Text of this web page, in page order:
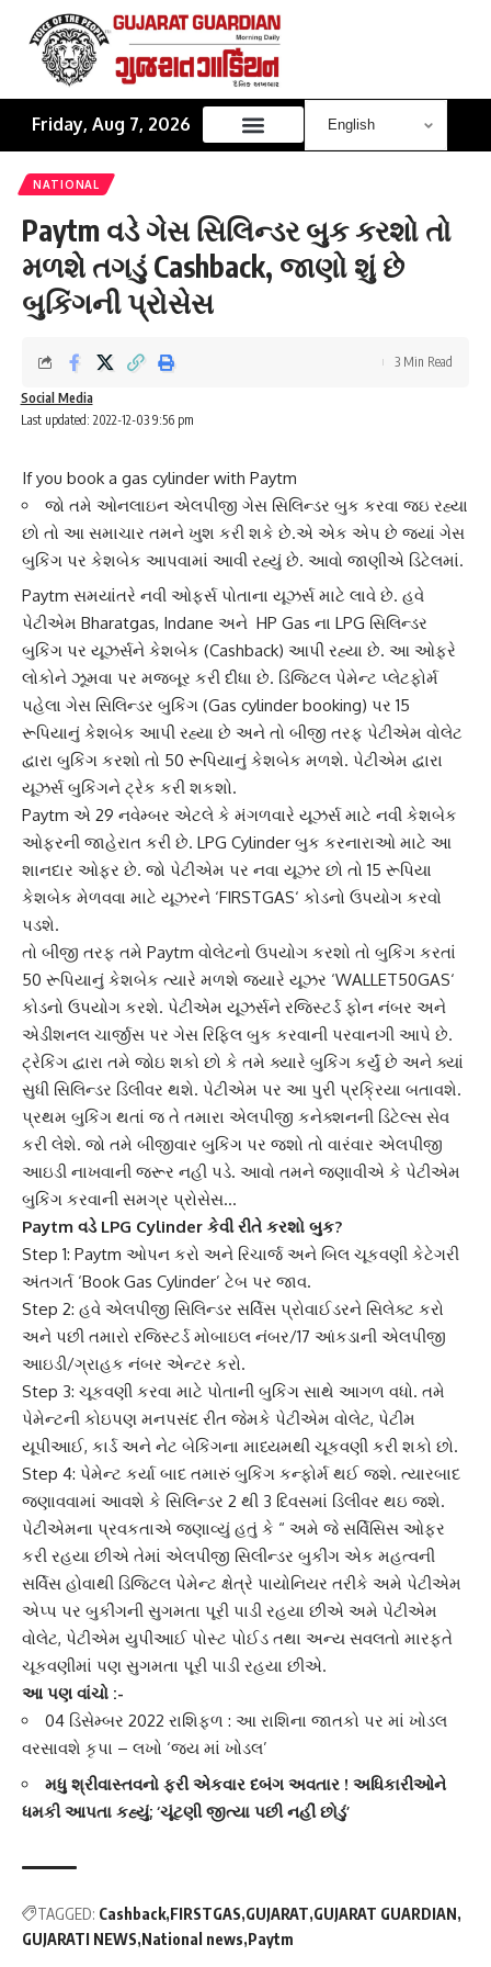
Friday, Aug 7, 2026
NATIONAL
Paytm વડે ગેસ સિલિન્ડર બુક કરશો તો
મળશે તગડું Cashback, જાણો શું છે
બુકિંગની પ્રોસેસ
Last updated: 2022-12-03 9:56 pm
Social Media
3 Min Read
If you book a gas cylinder with Paytm
જો તમે ઓનલાઇન એલપીજી ગેસ સિલિન્ડર બુક કરવા જઇ રહ્યા
છો તો આ સમાચાર તમને ખુશ કરી શકે છે.એ એક એપ છે જ્યાં ગેસ
બુકિંગ પર કેશબેક આપવામાં આવી રહ્યું છે. આવો જાણીએ ડિટેલમાં.
Paytm સમયાંતરે નવી ઓફર્સ પોતાના યૂઝર્સ માટે લાવે છે. હવે
પેટીએમ Bharatgas, Indane અને HP Gas ના LPG સિલિન્ડર
બુકિંગ પર યૂઝર્સને કેશબેક (Cashback) આપી રહ્યા છે. આ ઓફરે
લોકોને ઝૂમવા પર મજબૂર કરી દીધા છે. ડિજિટલ પેમેન્ટ પ્લેટફોર્મ
પહેલા ગેસ સિલિન્ડર બુકિંગ (Gas cylinder booking) પર 15
રૂપિયાનું કેશબેક આપી રહ્યા છે અને તો બીજી તરફ પેટીએમ વોલેટ
દ્વારા બુકિંગ કરશો તો 50 રૂપિયાનું કેશબેક મળશે. પેટીએમ દ્વારા
યૂઝર્સ બુકિંગને ટ્રેક કરી શકશો.
Paytm એ 29 નવેમ્બર એટલે કે મંગળવારે યૂઝર્સ માટે નવી કેશબેક
ઓફરની જાહેરાત કરી છે. LPG Cylinder બુક કરનારાઓ માટે આ
શાનદાર ઓફર છે. જો પેટીએમ પર નવા યૂઝર છો તો 15 રૂપિયા
કેશબેક મેળવવા માટે યૂઝરને ‘FIRSTGAS‘ કોડનો ઉપયોગ કરવો
પડશે.
તો બીજી તરફ તમે Paytm વોલેટનો ઉપયોગ કરશો તો બુકિંગ કરતાં
50 રૂપિયાનું કેશબેક ત્યારે મળશે જ્યારે યૂઝર ‘WALLET50GAS‘
કોડનો ઉપયોગ કરશે. પેટીએમ યૂઝર્સને રજિસ્ટર્ડ ફોન નંબર અને
એડીશનલ ચાર્જીસ પર ગેસ રિફિલ બુક કરવાની પરવાનગી આપે છે.
ટ્રેકિંગ દ્વારા તમે જોઇ શકો છો કે તમે ક્યારે બુકિંગ કર્યું છે અને ક્યાં
સુધી સિલિન્ડર ડિલીવર થશે. પેટીએમ પર આ પુરી પ્રક્રિયા બતાવશે.
પ્રથમ બુકિંગ થતાં જ તે તમારા એલપીજી કનેક્શનની ડિટેલ્સ સેવ
કરી લેશે. જો તમે બીજીવાર બુકિંગ પર જશો તો વારંવાર એલપીજી
આઇડી નાખવાની જરૂર નહી પડે. આવો તમને જણાવીએ કે પેટીએમ
બુકિંગ કરવાની સમગ્ર પ્રોસેસ…
Paytm વડે LPG Cylinder કેવી રીતે કરશો બુક?
Step 1: Paytm ઓપન કરો અને રિચાર્જ અને બિલ ચૂકવણી કેટેગરી
અંતગર્ત ‘Book Gas Cylinder’ ટેબ પર જાવ.
Step 2: હવે એલપીજી સિલિન્ડર સર્વિસ પ્રોવાઈડરને સિલેક્ટ કરો
અને પછી તમારો રજિસ્ટર્ડ મોબાઇલ નંબર/17 આંકડાની એલપીજી
આઇડી/ગ્રાહક નંબર એન્ટર કરો.
Step 3: ચૂકવણી કરવા માટે પોતાની બુકિંગ સાથે આગળ વધો. તમે
પેમેન્ટની કોઇપણ મનપસંદ રીત જેમકે પેટીએમ વોલેટ, પેટીમ
યૂપીઆઈ, કાર્ડ અને નેટ બેકિંગના માધ્યમથી ચૂકવણી કરી શકો છો.
Step 4: પેમેન્ટ કર્યા બાદ તમારું બુકિંગ કન્ફોર્મ થઈ જશે. ત્યારબાદ
જણાવવામાં આવશે કે સિલિન્ડર 2 થી 3 દિવસમાં ડિલીવર થઇ જશે.
પેટીએમના પ્રવકતાએ જણાવ્યું હતું કે “ અમે જે સર્વિસિસ ઓફર
કરી રહયા છીએ તેમાં એલપીજી સિલીન્ડર બુકીંગ એક મહત્વની
સર્વિસ હોવાથી ડિજિટલ પેમેન્ટ ક્ષેત્રે પાયોનિયર તરીકે અમે પેટીએમ
એપ્પ પર બુકીંગની સુગમતા પૂરી પાડી રહયા છીએ અમે પેટીએમ
વોલેટ, પેટીએમ યુપીઆઈ પોસ્ટ પોઈડ તથા અન્ય સવલતો મારફતે
ચૂકવણીમાં પણ સુગમતા પૂરી પાડી રહયા છીએ.
આ પણ વાંચો :-
04 ડિસેમ્બર 2022 રાશિફળ : આ રાશિના જાતકો પર માં ખોડલ
વરસાવશે કૃપા – લખો ‘જય માં ખોડલ’
મધુ શ્રીવાસ્તવનો ફરી એકવાર દબંગ અવતાર ! અધિકારીઓને
ધમકી આપતા કહ્યું; ‘ચૂંટણી જીત્યા પછી નહીં છોડું’
TAGGED: Cashback FIRSTGAS GUJARAT GUJARAT GUARDIAN
GUJARATI NEWS National news Paytm